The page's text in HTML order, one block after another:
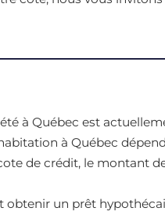
à Québec est
à Québec
de crédit, le montant
obtenir un prêt